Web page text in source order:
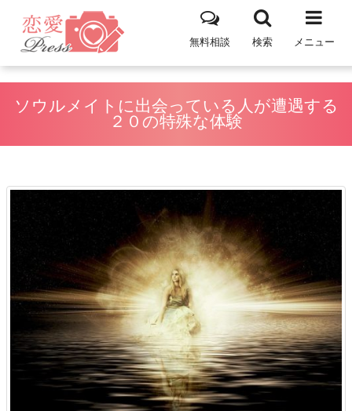
メニュー
検索
無料相談
ソウルメイトに出会っている人が遭遇する
２０の特殊な体験